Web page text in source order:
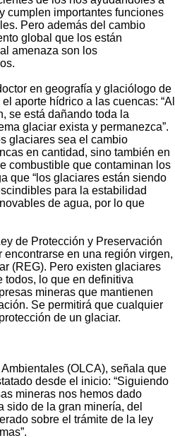
cumplen importantes funciones
Pero además del cambio
global que los están
amenaza son los
en geografía y glaciólogo de
aporte hídrico a las cuencas: “Al
se está dañando toda la
glaciar exista y permanezca”.
glaciares sea el cambio
en cantidad, sino también en
combustible que contaminan los
que “los glaciares están siendo
para la estabilidad
de agua, por lo que
de Protección y Preservación
en una región virgen,
(REG). Pero existen glaciares
todos, lo que en definitiva
mineras que mantienen
Se permitirá que cualquier
de un glaciar.
(OLCA), señala que
desde el inicio: “Siguiendo
mineras nos hemos dado
sido de la gran minería, del
sobre el trámite de la ley